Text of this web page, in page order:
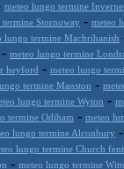
meteo lungo termine
Stornoway - meteo
lungo termine Machrihanish
- meteo lungo termine
heyford - meteo lungo
termine Manston -
lungo termine Wyton -
termine Odiham - meteo
lungo termine Alconbury
lungo termine Church
- meteo lungo termine